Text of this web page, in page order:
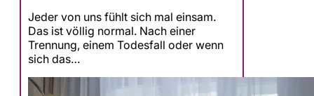
Jeder von uns fühlt sich mal einsam.
Das ist völlig normal. Nach einer
Trennung, einem Todesfall oder wenn
sich das…